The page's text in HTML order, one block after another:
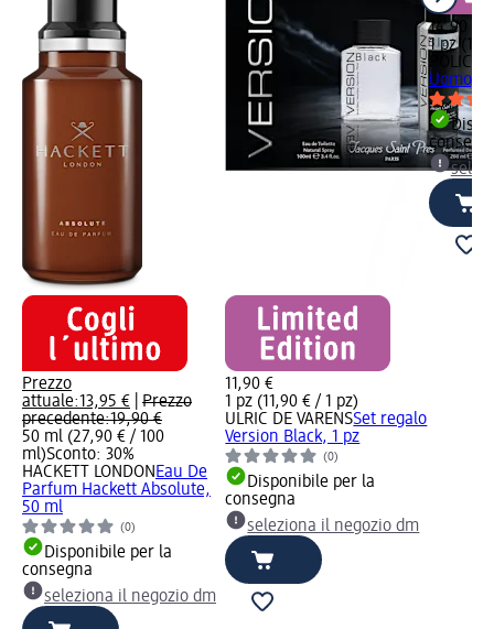
Prezzo
attuale:13,95 €
Prezzo
precedente:19,90 €
50 ml (27,90 € / 100
ml)Sconto: 30%
HACKETT LONDON Eau De
Parfum Hackett Absolute,
50 ml
(0)
Disponibile per la
consegna
seleziona il negozio dm
11,90 €
1 pz (11,90 € / 1 pz)
ULRIC DE VARENSSet regalo
Version Black, 1 pz
(0)
Disponibile per la
consegna
seleziona il negozio dm
14,90 €
1 pz
POLICE
Uomo, 1